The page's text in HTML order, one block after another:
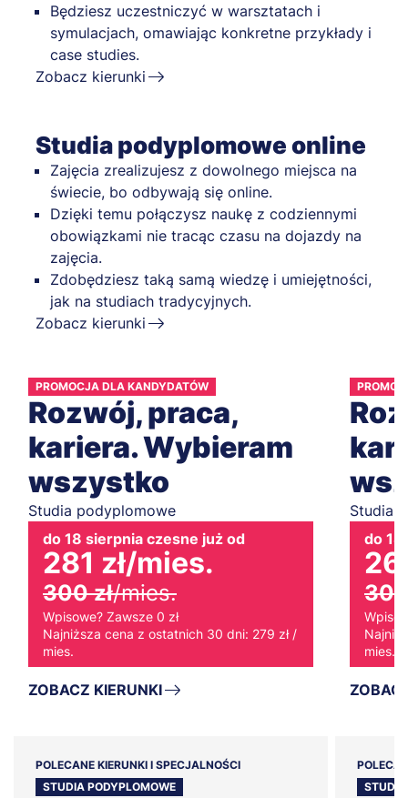
Będziesz uczestniczyć w warsztatach i
symulacjach, omawiając konkretne przykłady i
case studies.
Zobacz kierunki
Studia podyplomowe online
Zajęcia zrealizujesz z dowolnego miejsca na
świecie, bo odbywają się online.
Dzięki temu połączysz naukę z codziennymi
obowiązkami nie tracąc czasu na dojazdy na
zajęcia.
Zdobędziesz taką samą wiedzę i umiejętności,
jak na studiach tradycyjnych.
Zobacz kierunki
PROMOCJA DLA KANDYDATÓW
Rozwój, praca,
kariera. Wybieram
wszystko
Studia podyplomowe
do 18 sierpnia czesne już od
281 zł/mies.
300 zł/mies.
Wpisowe? Zawsze 0 zł
Najniższa cena z ostatnich 30 dni: 279 zł /
mies.
ZOBACZ KIERUNKI
Studia
do 18
mies.
POLECANE KIERUNKI I SPECJALNOŚCI
STUDIA PODYPLOMOWE
STUDIA